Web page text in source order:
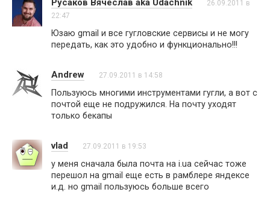
26.09.2011 в
22:47
Юзаю gmail и все гугловские сервисы и не могу
передать, как это удобно и функционально!!!
Andrew 27.09.2011 в 14:58
Пользуюсь многими инструментами гугли, а вот с
почтой еще не подружился. На почту уходят
только бекапы
vlad 27.09.2011 в 19:53
у меня сначала была почта на i.ua сейчас тоже
перешол на gmail еще есть в рамблере яндексе
и.д. но gmail пользуюсь больше всего